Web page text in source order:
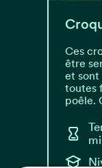
Ces
être
et sont
toutes
poêle.